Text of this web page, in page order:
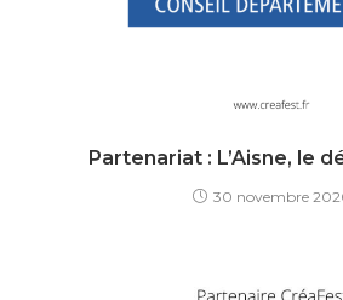
Partenariat : L’Aisne, le
30 novembre